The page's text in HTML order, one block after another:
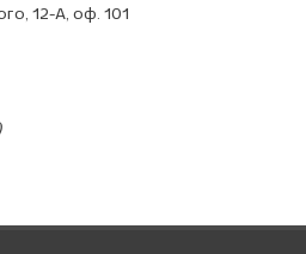
12-А, оф. 101